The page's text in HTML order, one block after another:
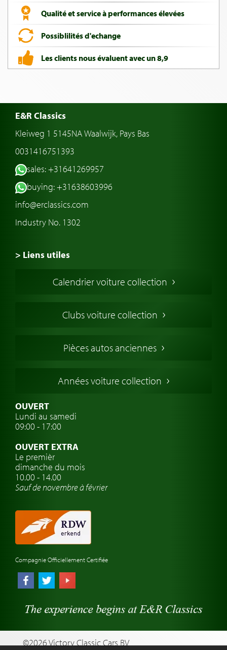
Qualité et service à performances élevées
Possiblilités d'echange
Les clients nous évaluent avec un 8,9
E&R Classics
Kleiweg 1 5145NA Waalwijk, Pays Bas
0031416751393
sales: +31641269957
buying: +31638603996
info@erclassics.com
Industry No. 1302
> Liens utiles
Voiture Collection Europe
Voitures Anglaises
Voitures Allemandes
Voitures Suédoises
Assurance voiture de collection
Clubs de voitures classiques
Atelier de voitures anciennes
Montres de marque de voiture
Calendrier voiture collection
Clubs voiture collection
Pièces autos anciennes
Années voiture collection
OUVERT
Lundi au samedi
09:00 - 17:00
OUVERT EXTRA
Le premièr
dimanche du mois
10.00 - 14.00
Sauf de novembre à février
Compagnie Officiellement Certifiée
©2026 Victory Classic Cars BV